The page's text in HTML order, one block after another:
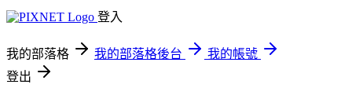
登入
我的部落格 我的部落格後台
我的帳號
登出